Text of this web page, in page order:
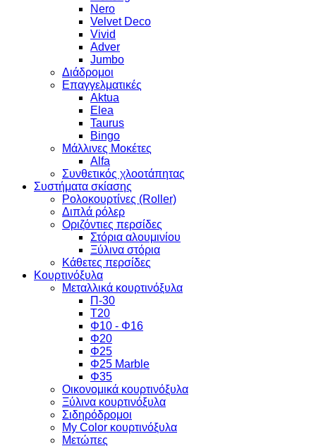
Nero
Velvet Deco
Vivid
Adver
Jumbo
Διάδρομοι
Επαγγελματικές
Aktua
Elea
Taurus
Bingo
Μάλλινες Μοκέτες
Alfa
Συνθετικός χλοοτάπητας
Συστήματα σκίασης
Ρολοκουρτίνες (Roller)
Διπλά ρόλερ
Οριζόντιες περσίδες
Στόρια αλουμινίου
Ξύλινα στόρια
Κάθετες περσίδες
Κουρτινόξυλα
Μεταλλικά κουρτινόξυλα
Π-30
Τ20
Φ10 - Φ16
Φ20
Φ25
Φ25 Marble
Φ35
Οικονομικά κουρτινόξυλα
Ξύλινα κουρτινόξυλα
Σιδηρόδρομοι
My Color κουρτινόξυλα
Μετώπες